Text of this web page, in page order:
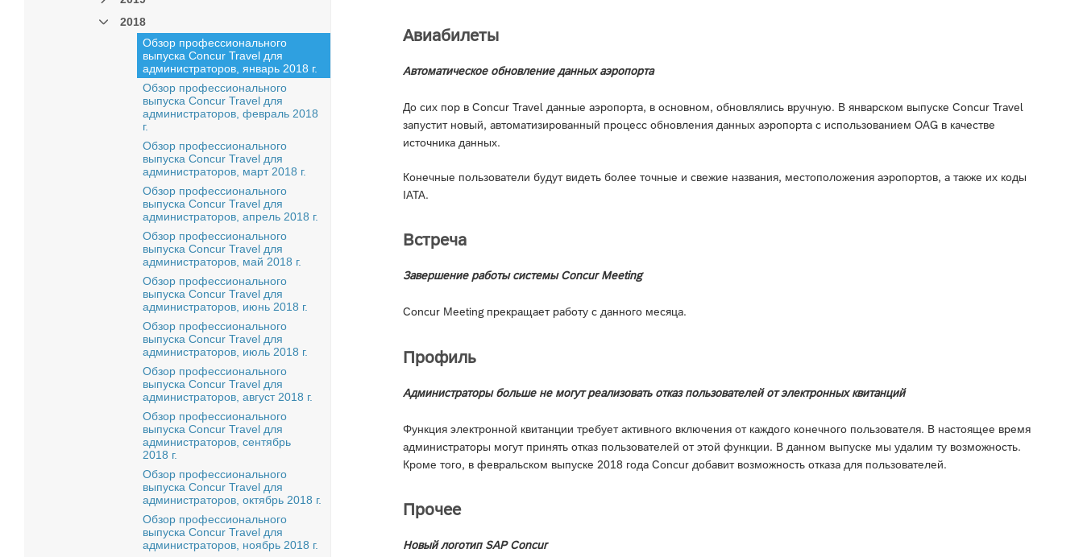
2018
Обзор профессионального
выпуска Concur Travel для
администраторов, январь 2018 г.
Обзор профессионального
выпуска Concur Travel для
администраторов, февраль 2018
г.
Обзор профессионального
выпуска Concur Travel для
администраторов, март 2018 г.
Обзор профессионального
выпуска Concur Travel для
администраторов, апрель 2018 г.
Обзор профессионального
выпуска Concur Travel для
администраторов, май 2018 г.
Обзор профессионального
выпуска Concur Travel для
администраторов, июнь 2018 г.
Обзор профессионального
выпуска Concur Travel для
администраторов, июль 2018 г.
Обзор профессионального
выпуска Concur Travel для
администраторов, август 2018 г.
Обзор профессионального
выпуска Concur Travel для
администраторов, сентябрь
2018 г.
Обзор профессионального
выпуска Concur Travel для
администраторов, октябрь 2018 г.
Обзор профессионального
выпуска Concur Travel для
администраторов, ноябрь 2018 г.
Авиабилеты
Автоматическое обновление данных аэропорта
До сих пор в Concur Travel данные аэропорта, в основном, обновлялись вручную. В январском выпуске Concur Travel
запустит новый, автоматизированный процесс обновления данных аэропорта с использованием OAG в качестве
источника данных.
Конечные пользователи будут видеть более точные и свежие названия, местоположения аэропортов, а также их коды
IATA.
Встреча
Завершение работы системы Concur Meeting
Concur Meeting прекращает работу с данного месяца.
Профиль
Администраторы больше не могут реализовать отказ пользователей от электронных квитанций
Функция электронной квитанции требует активного включения от каждого конечного пользователя. В настоящее время
администраторы могут принять отказ пользователей от этой функции. В данном выпуске мы удалим ту возможность.
Кроме того, в февральском выпуске 2018 года Concur добавит возможность отказа для пользователей.
Прочее
Новый логотип SAP Concur